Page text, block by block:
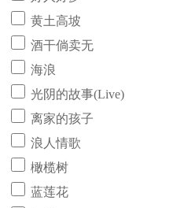
黄土高坡
酒干倘卖无
海浪
光阴的故事(Live)
离家的孩子
浪人情歌
橄榄树
蓝莲花